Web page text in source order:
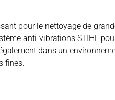
pour le nettoyage de
anti-vibrations STIHL
dans un
fines.